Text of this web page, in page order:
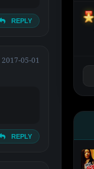
REPLY
05-01
REPLY